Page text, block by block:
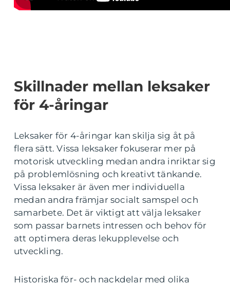
Skillnader mellan leksaker
för 4-åringar
Leksaker för 4-åringar kan skilja sig åt på
flera sätt. Vissa leksaker fokuserar mer på
motorisk utveckling medan andra inriktar sig
på problemlösning och kreativt tänkande.
Vissa leksaker är även mer individuella
medan andra främjar socialt samspel och
samarbete. Det är viktigt att välja leksaker
som passar barnets intressen och behov för
att optimera deras lekupplevelse och
utveckling.
Historiska för- och nackdelar med olika